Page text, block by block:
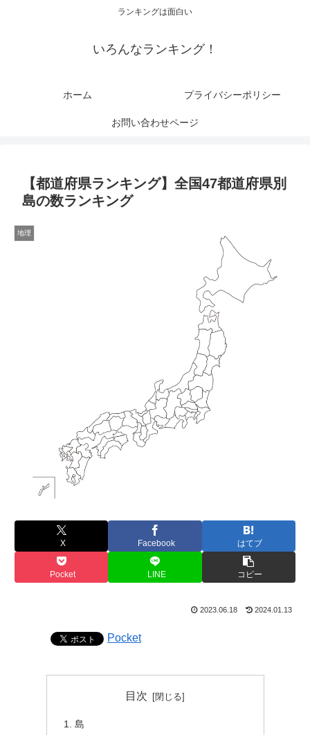
ランキングは面白い
いろんなランキング！
ホーム プライバシーポリシー
お問い合わせページ
【都道府県ランキング】全国47都道府県別
島の数ランキング
地理
X Facebook はてブ
Pocket LINE コピー
2023.06.18 2024.01.13
Pocket
目次
島